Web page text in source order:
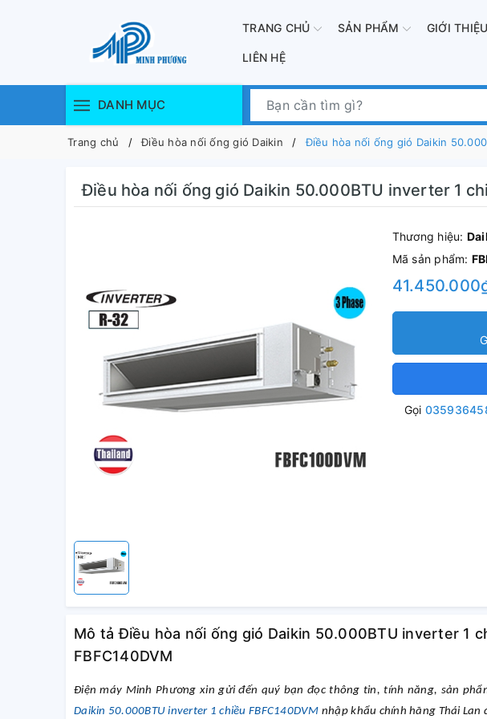
TRANG CHỦ SẢN PHẨM GIỚI THIỆU
LIÊN HỆ
DANH MỤC
Trang chủ Điều hòa nối ống gió Daikin Điều hòa nối ống gió Daikin
Điều hòa nối ống gió Daikin 50.000BTU inverter 1
Thương hiệu:
Mã sản phẩm:
Gọi
Mô tả Điều hòa nối ống gió Daikin 50.000BTU inverter 1
FBFC140DVM
Điện máy Minh Phương xin gửi đến quý bạn đọc thông tin, tính năng, sản
Daikin 50.000BTU inverter 1 chiềuFBFC140DVM nhập khẩu chính hãng Thái